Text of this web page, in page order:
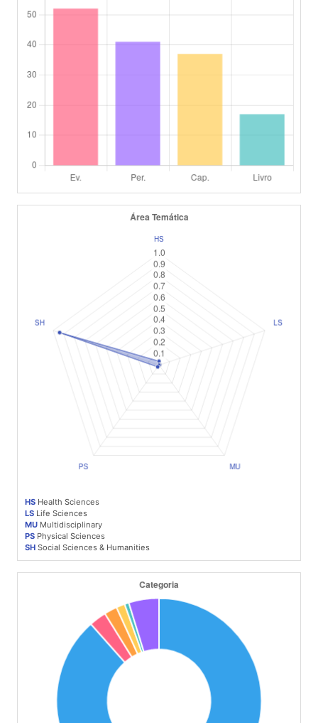
HS Health Sciences
LS Life Sciences
MU Multidisciplinary
PS Physical Sciences
SH Social Sciences & Humanities